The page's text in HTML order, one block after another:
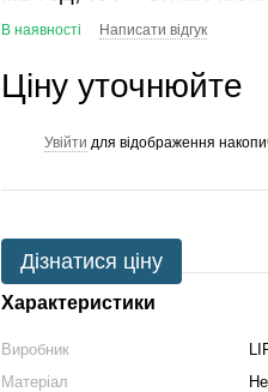
В наявності Написати відгук
Ціну уточнюйте
Увійти для відображення
Дізнатися ціну
Характеристики
Виробник
Матеріал